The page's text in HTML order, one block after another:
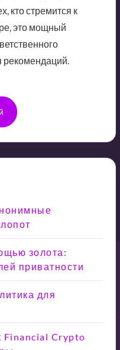
кто стремится к
это мощный
золота:
приватности
для
Financial Crypto